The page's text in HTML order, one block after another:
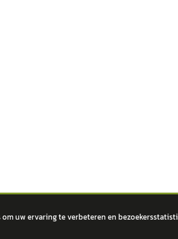
uw ervaring te verbeteren en